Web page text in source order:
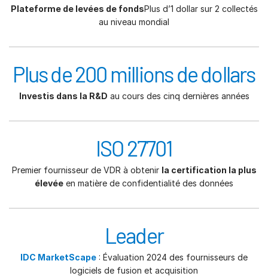
Plateforme de levées de fondsPlus d’1 dollar sur 2 collectés
au niveau mondial
Plus de 200 millions de dollars
Investis dans la R&D au cours des cinq dernières années
ISO 27701
Premier fournisseur de VDR à obtenir la certification la plus
élevée en matière de confidentialité des données
Leader
IDC MarketScape : Évaluation 2024 des fournisseurs de
logiciels de fusion et acquisition